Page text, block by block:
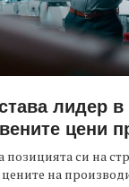
лидер
цени
позицията си на
на